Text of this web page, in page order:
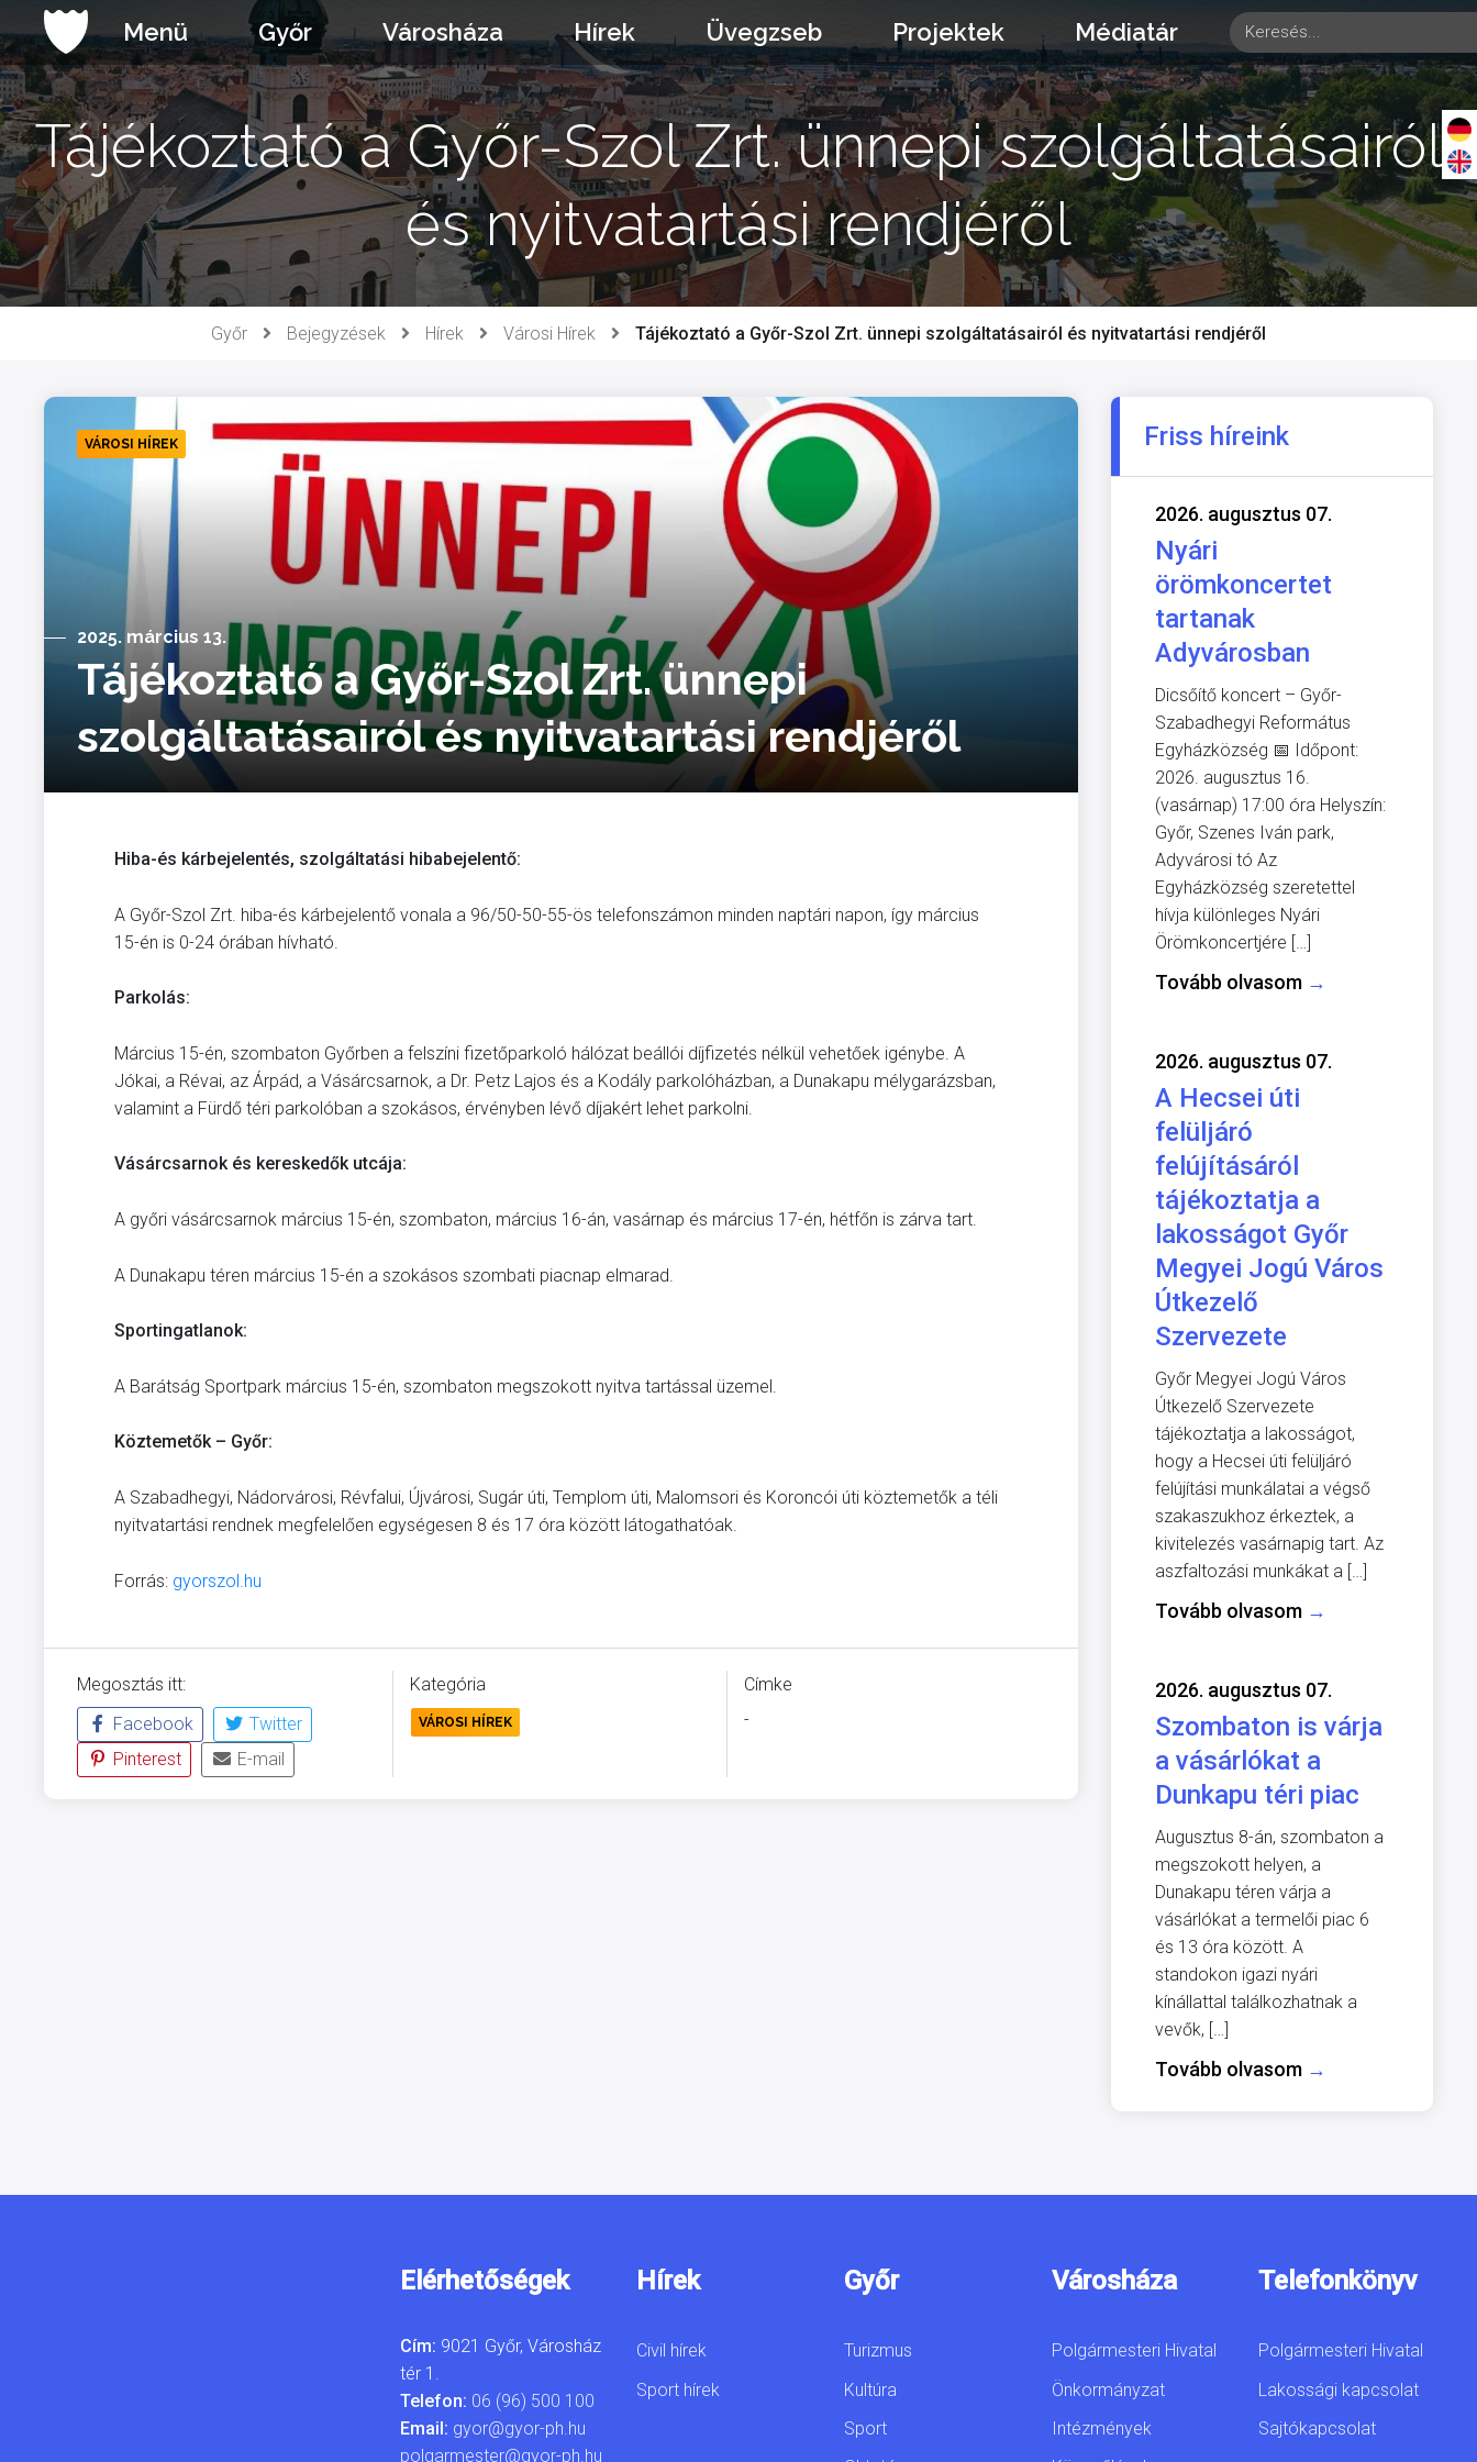
a
tartalomhoz
Menü Győr Városháza Hírek Üvegzseb Projektek Médiatár
Tájékoztató a Győr-Szol Zrt. ünnepi szolgáltatásairól
és nyitvatartási rendjéről
Győr Bejegyzések Hírek Városi Hírek Tájékoztató a Győr-Szol Zrt. ünnepi szolgáltatásairól és nyitvatartási rendjéről
VÁROSI HÍREK
2025. március 13.
Tájékoztató a Győr-Szol Zrt. ünnepi
szolgáltatásairól és nyitvatartási rendjéről
Hiba-és kárbejelentés, szolgáltatási hibabejelentő:
A Győr-Szol Zrt. hiba-és kárbejelentő vonala a 96/50-50-55-ös telefonszámon minden naptári napon, így március
15-én is 0-24 órában hívható.
Parkolás:
Március 15-én, szombaton Győrben a felszíni fizetőparkoló hálózat beállói díjfizetés nélkül vehetőek igénybe. A
Jókai, a Révai, az Árpád, a Vásárcsarnok, a Dr. Petz Lajos és a Kodály parkolóházban, a Dunakapu mélygarázsban,
valamint a Fürdő téri parkolóban a szokásos, érvényben lévő díjakért lehet parkolni.
Vásárcsarnok és kereskedők utcája:
A győri vásárcsarnok március 15-én, szombaton, március 16-án, vasárnap és március 17-én, hétfőn is zárva tart.
A Dunakapu téren március 15-én a szokásos szombati piacnap elmarad.
Sportingatlanok:
A Barátság Sportpark március 15-én, szombaton megszokott nyitva tartással üzemel.
Köztemetők – Győr:
A Szabadhegyi, Nádorvárosi, Révfalui, Újvárosi, Sugár úti, Templom úti, Malomsori és Koroncói úti köztemetők a téli
nyitvatartási rendnek megfelelően egységesen 8 és 17 óra között látogathatóak.
Forrás: gyorszol.hu
Megosztás itt:
Facebook
Twitter
Pinterest
E-mail
Kategória
VÁROSI HÍREK
Címke
-
Friss híreink
2026. augusztus 07.
Nyári
örömkoncertet
tartanak
Adyvárosban
Dicsőítő koncert – Győr-
Szabadhegyi Református
Egyházközség 📅 Időpont:
2026. augusztus 16.
(vasárnap) 17:00 óra Helyszín:
Győr, Szenes Iván park,
Adyvárosi tó Az
Egyházközség szeretettel
hívja különleges Nyári
Örömkoncertjére […]
Tovább olvasom →
2026. augusztus 07.
A Hecsei úti
felüljáró
felújításáról
tájékoztatja a
lakosságot Győr
Megyei Jogú Város
Útkezelő
Szervezete
Győr Megyei Jogú Város
Útkezelő Szervezete
tájékoztatja a lakosságot,
hogy a Hecsei úti felüljáró
felújítási munkálatai a végső
szakaszukhoz érkeztek, a
kivitelezés vasárnapig tart. Az
aszfaltozási munkákat a […]
Tovább olvasom →
2026. augusztus 07.
Szombaton is várja
a vásárlókat a
Dunkapu téri piac
Augusztus 8-án, szombaton a
megszokott helyen, a
Dunakapu téren várja a
vásárlókat a termelői piac 6
és 13 óra között. A
standokon igazi nyári
kínállattal találkozhatnak a
vevők, […]
Tovább olvasom →
Elérhetőségek
Cím: 9021 Győr, Városház
tér 1.
Telefon: 06 (96) 500 100
Email: gyor@gyor-ph.hu
polgarmester@gyor-ph.hu
Hírek
Civil hírek
Sport hírek
Győr
Turizmus
Kultúra
Sport
Városháza
Polgármesteri Hivatal
Önkormányzat
Intézmények
Telefonkönyv
Polgármesteri Hivatal
Lakossági kapcsolat
Sajtókapcsolat